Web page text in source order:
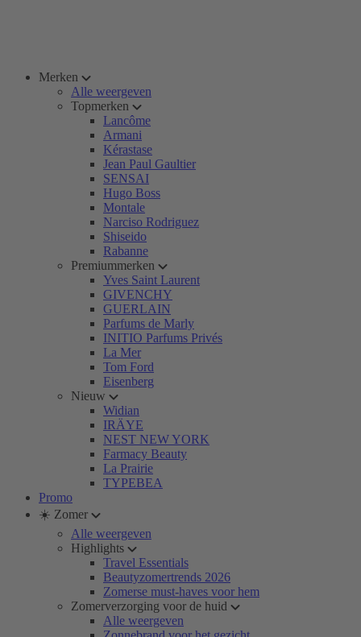
Merken
Alle weergeven
Topmerken
Lancôme
Armani
Kérastase
Jean Paul Gaultier
SENSAI
Hugo Boss
Montale
Narciso Rodriguez
Shiseido
Rabanne
Premiummerken
Yves Saint Laurent
GIVENCHY
GUERLAIN
Parfums de Marly
INITIO Parfums Privés
La Mer
Tom Ford
Eisenberg
Nieuw
Widian
IRÄYE
NEST NEW YORK
Farmacy Beauty
La Prairie
TYPEBEA
Promo
☀️ Zomer
Alle weergeven
Highlights
Travel Essentials
Beautyzomertrends 2026
Zomerse must-haves voor hem
Zomerverzorging voor de huid
Alle weergeven